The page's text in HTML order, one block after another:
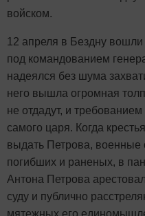
войском.
12 апреля в Бездну вошли
под командованием
надеялся без шума
него вышла огромная
не отдадут, и
самого царя. Когда
выдать Петрова, военные
погибших и раненых, в
Антона Петрова
суду и публично
мятежных его